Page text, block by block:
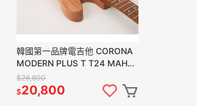
韓國第一品牌電吉他 CORONA
MODERN PLUS T T24 MAH
TELE24 格烤楓木指板 桃花心木
琴身
$26,800
$20,800